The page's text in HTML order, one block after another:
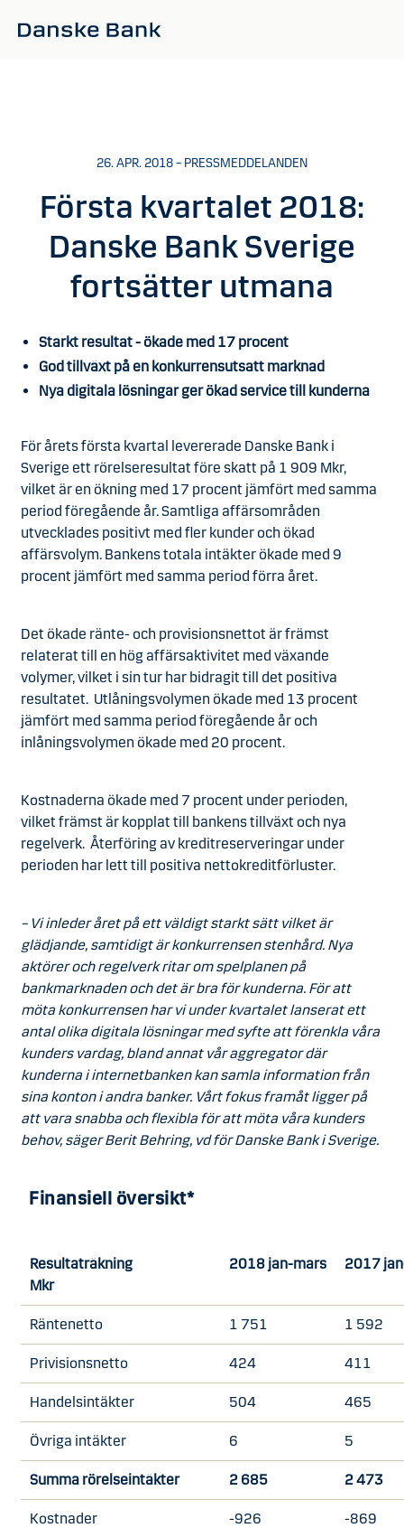
26. APR. 2018 – PRESSMEDDELANDEN
Första kvartalet 2018:
Danske Bank Sverige
fortsätter utmana
Starkt resultat - ökade med 17 procent
God tillväxt på en konkurrensutsatt marknad
Nya digitala lösningar ger ökad service till kunderna
För årets första kvartal levererade Danske Bank i
Sverige ett rörelseresultat före skatt på 1 909 Mkr,
vilket är en ökning med 17 procent jämfört med samma
period föregående år. Samtliga affärsområden
utvecklades positivt med fler kunder och ökad
affärsvolym. Bankens totala intäkter ökade med 9
procent jämfört med samma period förra året.
Det ökade ränte- och provisionsnettot är främst
relaterat till en hög affärsaktivitet med växande
volymer, vilket i sin tur har bidragit till det positiva
resultatet. Utlåningsvolymen ökade med 13 procent
jämfört med samma period föregående år och
inlåningsvolymen ökade med 20 procent.
Kostnaderna ökade med 7 procent under perioden,
vilket främst är kopplat till bankens tillväxt och nya
regelverk. Återföring av kreditreserveringar under
perioden har lett till positiva nettokreditförluster.
– Vi inleder året på ett väldigt starkt sätt vilket är
glädjande, samtidigt är konkurrensen stenhård. Nya
aktörer och regelverk ritar om spelplanen på
bankmarknaden och det är bra för kunderna. För att
möta konkurrensen har vi under kvartalet lanserat ett
antal olika digitala lösningar med syfte att förenkla våra
kunders vardag, bland annat vår aggregator där
kunderna i internetbanken kan samla information från
sina konton i andra banker. Vårt fokus framåt ligger på
att vara snabba och flexibla för att möta våra kunders
behov, säger Berit Behring, vd för Danske Bank i Sverige.
Finansiell översikt*
Resultaträkning
Mkr
2018 jan-mars 2017
Räntenetto 1 751 1 592
Privisionsnetto 424 411
Handelsintäkter 504 465
Övriga intäkter 6 5
Summa rörelseintäkter 2 685 2 473
Kostnader -926 -869